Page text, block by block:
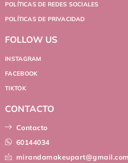
POLÍTICAS DE REDES SOCIALES
POLÍTICAS DE PRIVACIDAD
FOLLOW US
INSTAGRAM
FACEBOOK
TIKTOK
CONTACTO
Contacto
60144034
mirandamakeupart@gmail.com